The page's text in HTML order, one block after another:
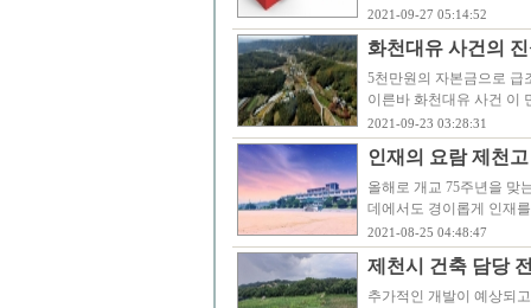
2021-09-27 05:14:52
화천대유 사건의
5천만원의 자본금으로 급
이른바 화천대유 사건 이
2021-09-23 03:28:31
인재의 요람 제천
올해로 개교 75주년을 맞
데에서도 경이롭게 인재
2021-08-25 04:48:47
제천시 건축 담당
추가적인 개발이 예상되